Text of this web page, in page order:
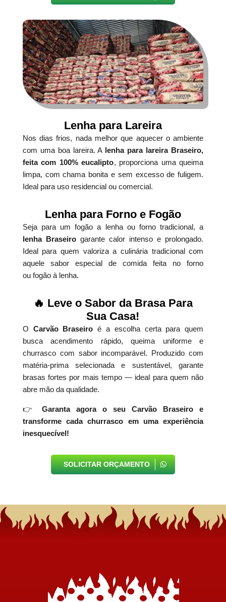
Lenha para Lareira
Nos dias frios, nada melhor que aquecer o ambiente
com uma boa lareira. A lenha para lareira Braseiro,
feita com 100% eucalipto, proporciona uma queima
limpa, com chama bonita e sem excesso de fuligem.
Ideal para uso residencial ou comercial.
Lenha para Forno e Fogão
Seja para um fogão a lenha ou forno tradicional, a
lenha Braseirogarante calor intenso e prolongado.
Ideal para quem valoriza a culinária tradicional com
aquele sabor especial de comida feita no forno
ou fogão à lenha.
🔥 Leve o Sabor da Brasa Para
Sua Casa!
O Carvão Braseiro é a escolha certa para quem
busca acendimento rápido, queima uniforme e
churrasco com sabor incomparável. Produzido com
matéria-prima selecionada e sustentável, garante
brasas fortes por mais tempo — ideal para quem não
abre mão da qualidade.
👉
Garanta agora o seu Carvão Braseiro e
transforme cada churrasco em uma experiência
inesquecível!
SOLICITAR ORÇAMENTO